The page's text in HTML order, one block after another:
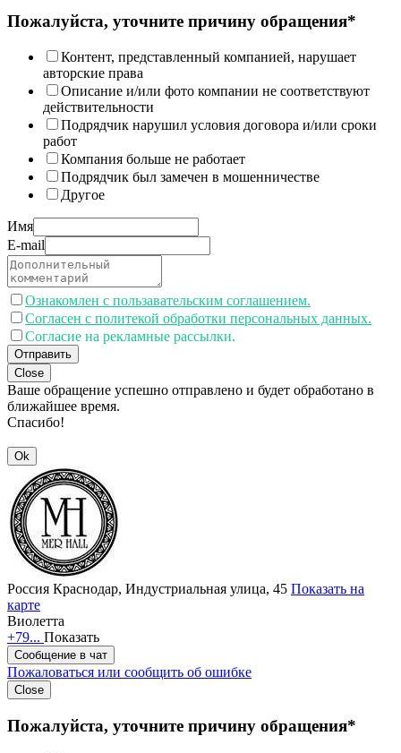
Пожалуйста, уточните причину обращения*
Контент, представленный компанией, нарушает
авторские права
Описание и/или фото компании не соответствуют
действительности
Подрядчик нарушил условия договора и/или сроки
работ
Компания больше не работает
Подрядчик был замечен в мошенничестве
Другое
Имя
E-mail
Ознакомлен с пользавательским соглашением.
Согласен с политекой обработки персональных данных.
Согласие на рекламные рассылки.
Отправить
Close
Ваше обращение успешно отправлено и будет обработано в
ближайшее время.
Спасибо!
Ok
Россия Краснодар, Индустриальная улица, 45 Показать на
карте
Виолетта
+79... Показать
Сообщение в чат
Пожаловаться или сообщить об ошибке
Close
Пожалуйста, уточните причину обращения*